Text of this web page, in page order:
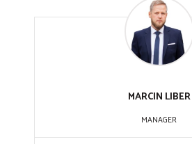
MARCIN LIBER
MANAGER